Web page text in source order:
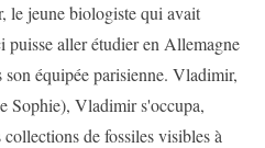
le jeune biologiste qui avait
puisse aller étudier en Allemagne
équipée parisienne. Vladimir,
Sophie), Vladimir s'occupa,
de fossiles visibles à